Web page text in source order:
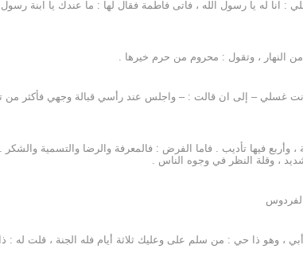
: انا له يا رسول الله ، فاتى فاطمة فقال لها : ما عندك يا ابنة رسول
من النهار ، وتقول : محروم من حرم خيرها .
غسلي – إلى ان قالت : – واجلس عند رأسي قبالة وجهي فأكثر من
فيها تأديب . فاما الفرض : فالمعرفة والرضا والتسمية والشكر
، وقلة النظر في وجوه الناس .
، وهو ذا حي : من سلم على وعليك ثلاثة أيام فله الجنة ، قلت له :